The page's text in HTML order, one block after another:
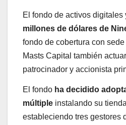
El fondo de activos digitales
millones de dólares de
fondo de cobertura con
Masts Capital también
patrocinador y accionista
El fondo ha decidido
múltiple instalando su
estableciendo tres gestores